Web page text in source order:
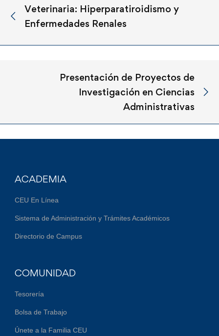
Veterinaria: Hiperparatiroidismo y
Enfermedades Renales
Presentación de Proyectos de
Investigación en Ciencias
Administrativas
ACADEMIA
CEU En Línea
Sistema de Administración y Trámites Académicos
Directorio de Campus
COMUNIDAD
Tesorería
Bolsa de Trabajo
Únete a la Familia CEU